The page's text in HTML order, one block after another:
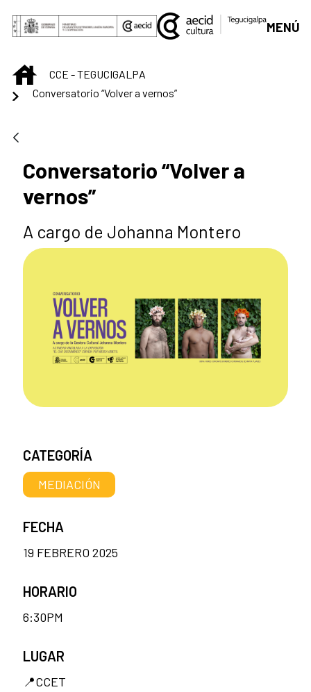
Saltar al contenido principal
MENÚ
INICIOCCE - TEGUCIGALPA
Conversatorio “Volver a vernos”
Conversatorio “Volver a
vernos”
A cargo de Johanna Montero
CATEGORÍA
MEDIACIÓN
FECHA
19 FEBRERO 2025
HORARIO
6:30PM
LUGAR
📍CCET